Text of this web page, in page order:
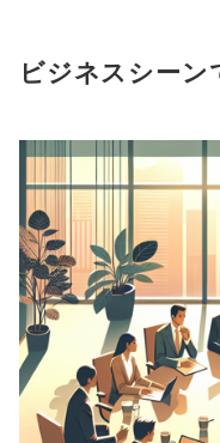
ビジネスシーン